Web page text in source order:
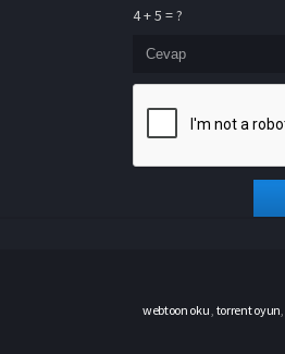
4 + 5 = ?
webtoon oku torrent oyun